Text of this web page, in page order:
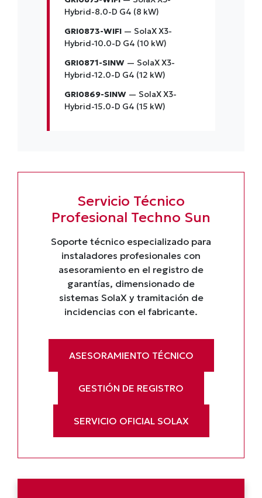
Hybrid-8.0-D G4 (8 kW)
GRI0873-WIFI — SolaX X3-
Hybrid-10.0-D G4 (10 kW)
GRI0871-SINW — SolaX X3-
Hybrid-12.0-D G4 (12 kW)
GRI0869-SINW — SolaX X3-
Hybrid-15.0-D G4 (15 kW)
Servicio Técnico
Profesional Techno Sun
Soporte técnico especializado para
instaladores profesionales con
asesoramiento en el registro de
garantías, dimensionado de
sistemas SolaX y tramitación de
incidencias con el fabricante.
ASESORAMIENTO TÉCNICO
GESTIÓN DE REGISTRO
SERVICIO OFICIAL SOLAX